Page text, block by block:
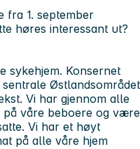
fra 1. september
høres interessant ut?
sykehjem. Konsernet
Østlandsområdet
Vi har gjennom alle
våre beboere og være
Vi har et høyt
på alle våre hjem